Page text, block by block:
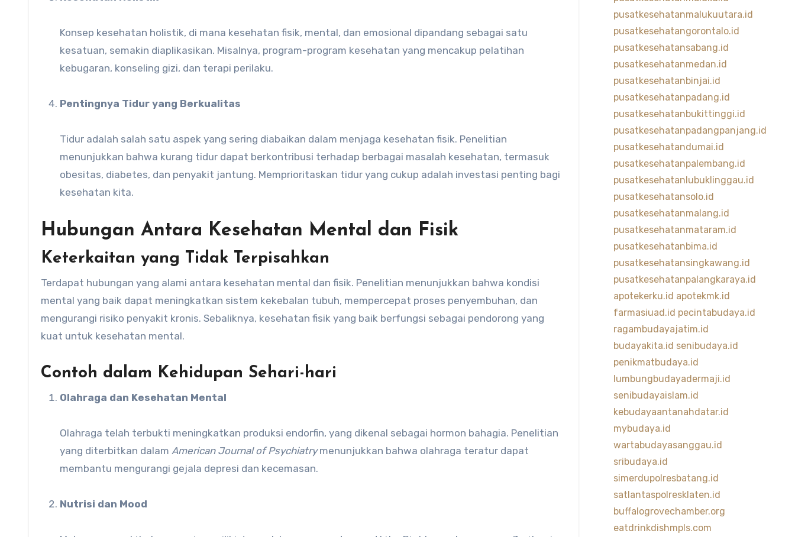
Konsep kesehatan holistik, di mana kesehatan fisik, mental, dan emosional dipandang sebagai satu
kesatuan, semakin diaplikasikan. Misalnya, program-program kesehatan yang mencakup pelatihan
kebugaran, konseling gizi, dan terapi perilaku.
Pentingnya Tidur yang Berkualitas
Tidur adalah salah satu aspek yang sering diabaikan dalam menjaga kesehatan fisik. Penelitian
menunjukkan bahwa kurang tidur dapat berkontribusi terhadap berbagai masalah kesehatan, termasuk
obesitas, diabetes, dan penyakit jantung. Memprioritaskan tidur yang cukup adalah investasi penting bagi
kesehatan kita.
Hubungan Antara Kesehatan Mental dan Fisik
Keterkaitan yang Tidak Terpisahkan
Terdapat hubungan yang alami antara kesehatan mental dan fisik. Penelitian menunjukkan bahwa kondisi
mental yang baik dapat meningkatkan sistem kekebalan tubuh, mempercepat proses penyembuhan, dan
mengurangi risiko penyakit kronis. Sebaliknya, kesehatan fisik yang baik berfungsi sebagai pendorong yang
kuat untuk kesehatan mental.
Contoh dalam Kehidupan Sehari-hari
Olahraga dan Kesehatan Mental
Olahraga telah terbukti meningkatkan produksi endorfin, yang dikenal sebagai hormon bahagia. Penelitian
yang diterbitkan dalam American Journal of Psychiatrymenunjukkan bahwa olahraga teratur dapat
membantu mengurangi gejala depresi dan kecemasan.
Nutrisi dan Mood
pusatkesehatanmalukuutara.id
pusatkesehatangorontalo.id
pusatkesehatansabang.id
pusatkesehatanmedan.id
pusatkesehatanbinjai.id
pusatkesehatanpadang.id
pusatkesehatanbukittinggi.id
pusatkesehatanpadangpanjang.id
pusatkesehatandumai.id
pusatkesehatanpalembang.id
pusatkesehatanlubuklinggau.id
pusatkesehatansolo.id
pusatkesehatanmalang.id
pusatkesehatanmataram.id
pusatkesehatanbima.id
pusatkesehatansingkawang.id
pusatkesehatanpalangkaraya.id
apotekerku.id apotekmk.id
farmasiuad.id pecintabudaya.id
ragambudayajatim.id
budayakita.id senibudaya.id
penikmatbudaya.id
lumbungbudayadermaji.id
senibudayaislam.id
kebudayaantanahdatar.id
mybudaya.id
wartabudayasanggau.id
sribudaya.id
simerdupolresbatang.id
satlantaspolresklaten.id
buffalogrovechamber.org
eatdrinkdishmpls.com